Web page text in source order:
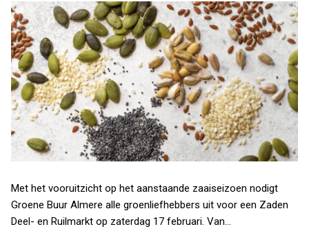
Met het vooruitzicht op het aanstaande zaaiseizoen nodigt
Groene Buur Almere alle groenliefhebbers uit voor een Zaden
Deel- en Ruilmarkt op zaterdag 17 februari. Van…